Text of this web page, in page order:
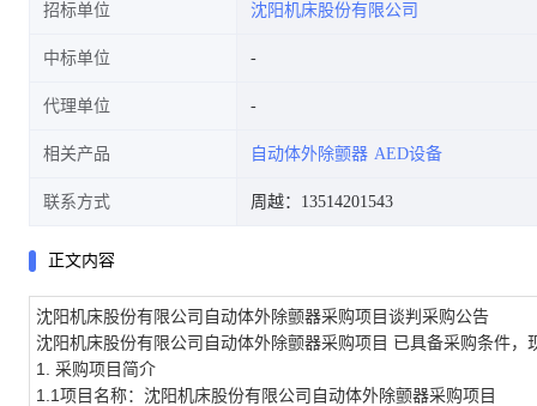
招标单位 沈阳机床股份有限公司
中标单位
代理单位
相关产品 自动体外除颤器 AED设备
联系方式 周越：13514201543
正文内容
沈阳机床股份有限公司自动体外除颤器采购项目谈判采购公告
沈阳机床股份有限公司自动体外除颤器采购项目 已具备采购条件，
1.
采购项目简介
1.1项目名称：沈阳机床股份有限公司自动体外除颤器采购项目